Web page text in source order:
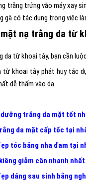
trắng trứng vào máy xay
gà có tác dụng trong việc
nạ trắng da từ
da từ khoai tây, bạn cần
từ khoai tây phát huy tác
dễ thấm vào da.
dưỡng trắng da mặt tốt
da mặt cấp tốc tại
tóc bằng nha đam tại
giảm cân nhanh
dáng sau sinh bằng